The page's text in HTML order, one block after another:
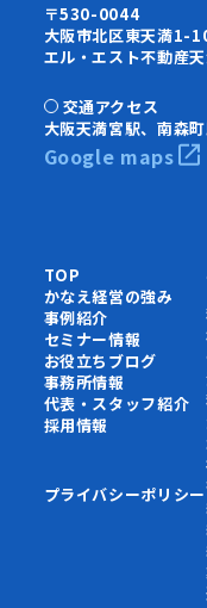
〒530-0044
大阪市北区東天満1-
エル・エスト不動産
交通アクセス
大阪天満宮駅、南森
Google maps
TOP
かなえ経営の強み
事例紹介
セミナー情報
お役立ちブログ
事務所情報
代表・スタッフ紹介
採用情報
プライバシーポリシー